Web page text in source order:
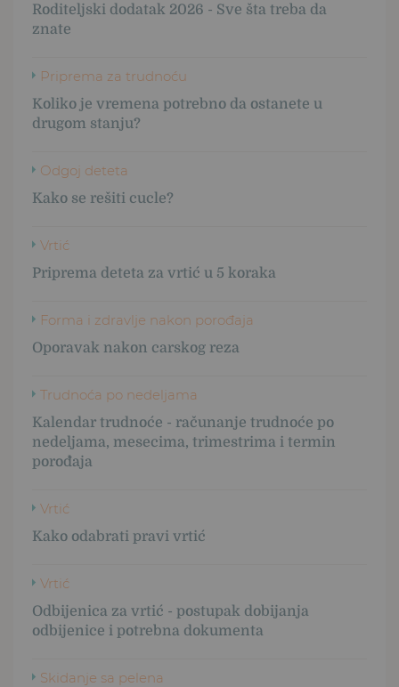
Roditeljski dodatak 2026 - Sve šta treba da
znate
Priprema za trudnoću
Koliko je vremena potrebno da ostanete u
drugom stanju?
Odgoj deteta
Kako se rešiti cucle?
Vrtić
Priprema deteta za vrtić u 5 koraka
Forma i zdravlje nakon porođaja
Oporavak nakon carskog reza
Trudnoća po nedeljama
Kalendar trudnoće - računanje trudnoće po
nedeljama, mesecima, trimestrima i termin
porođaja
Vrtić
Kako odabrati pravi vrtić
Vrtić
Odbijenica za vrtić - postupak dobijanja
odbijenice i potrebna dokumenta
Skidanje sa pelena